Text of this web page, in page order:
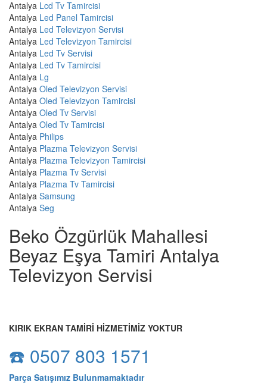
Antalya Lcd Tv Tamircisi
Antalya Led Panel Tamircisi
Antalya Led Televizyon Servisi
Antalya Led Televizyon Tamircisi
Antalya Led Tv Servisi
Antalya Led Tv Tamircisi
Antalya Lg
Antalya Oled Televizyon Servisi
Antalya Oled Televizyon Tamircisi
Antalya Oled Tv Servisi
Antalya Oled Tv Tamircisi
Antalya Philips
Antalya Plazma Televizyon Servisi
Antalya Plazma Televizyon Tamircisi
Antalya Plazma Tv Servisi
Antalya Plazma Tv Tamircisi
Antalya Samsung
Antalya Seg
Beko Özgürlük Mahallesi
Beyaz Eşya Tamiri Antalya
Televizyon Servisi
KIRIK EKRAN TAMİRİ HİZMETİMİZ YOKTUR
☎️ 0507 803 1571
Parça Satışımız Bulunmamaktadır